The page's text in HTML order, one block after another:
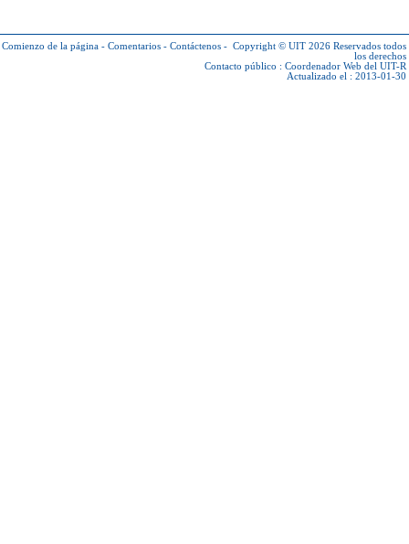
Comienzo de la página - Comentarios - Contáctenos - Copyright © UIT 2026 Reservados todos
los derechos
Contacto público : Coordenador Web del UIT-R
Actualizado el : 2013-01-30